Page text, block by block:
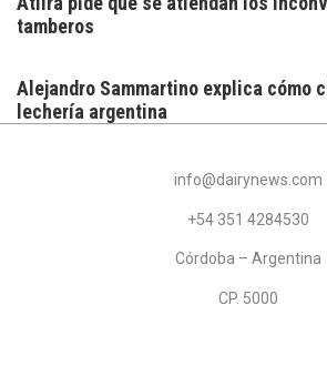
tamberos
Alejandro Sammartino explica cómo
lechería argentina
info@dairynews.com
+54 351 4284530
Córdoba – Argentina
CP. 5000